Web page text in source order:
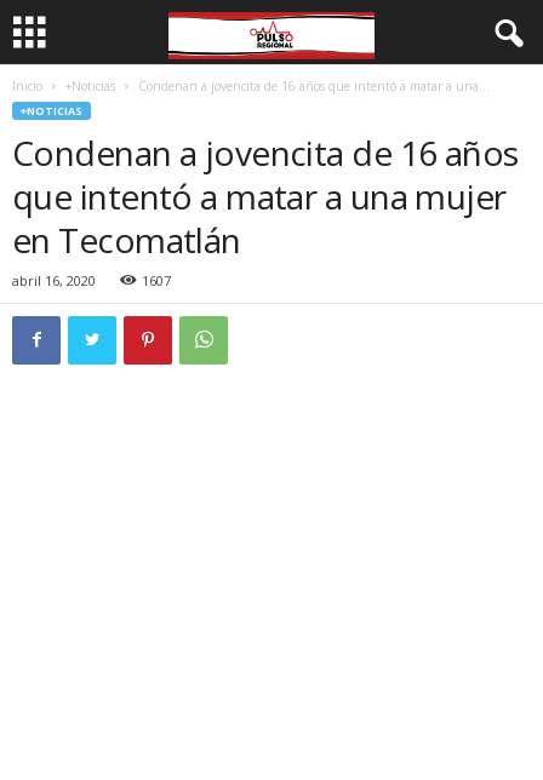
Inicio +Noticias Condenan a jovencita de 16 años que intentó a matar a una...
+NOTICIAS
Condenan a jovencita de 16 años
que intentó a matar a una mujer
en Tecomatlán
abril 16, 2020 1607